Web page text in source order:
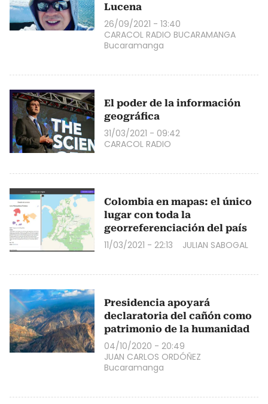
Lucena
26/09/2021 - 13:40
CARACOL RADIO BUCARAMANGA
Bucaramanga
El poder de la información
geográfica
31/03/2021 - 09:42
CARACOL RADIO
Colombia en mapas: el único
lugar con toda la
georreferenciación del país
11/03/2021 - 22:13 JULIAN SABOGAL
Presidencia apoyará
declaratoria del cañón como
patrimonio de la humanidad
04/10/2020 - 20:49
JUAN CARLOS ORDÓÑEZ
Bucaramanga